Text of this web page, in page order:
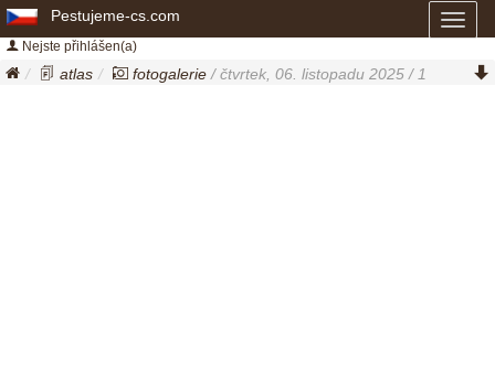
Pestujeme-cs.com
Nejste přihlášen(a)
atlas fotogalerie / čtvrtek, 06. listopadu 2025 / 1